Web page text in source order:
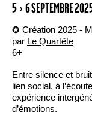
5 › 6 SEPTEMBRE
✪ Création 2025 -
par Le Quartête
6+
Entre silence et
lien social, à
expérience
d’émotions.